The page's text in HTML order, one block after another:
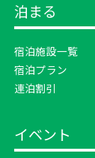
泊まる
宿泊施設一覧
宿泊プラン
連泊割引
イベント